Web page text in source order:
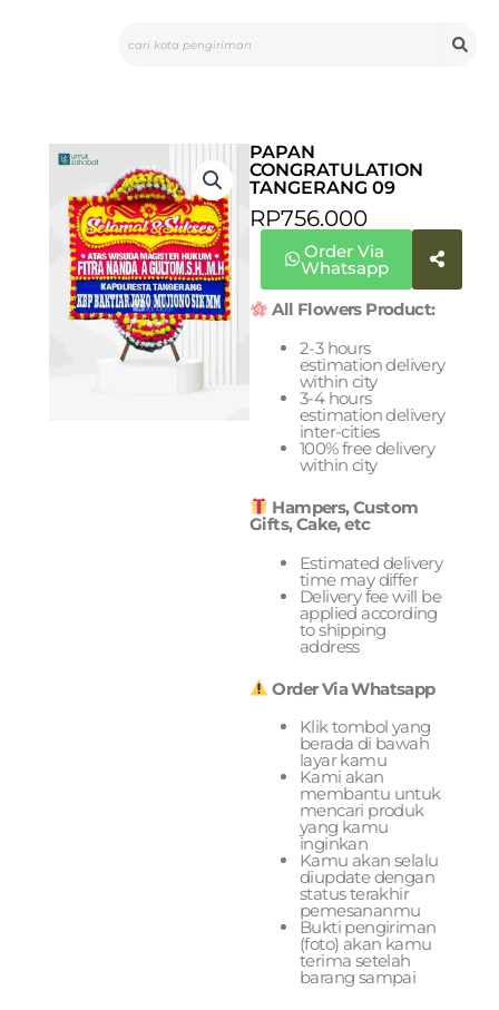
PAPAN
CONGRATULATION
TANGERANG 09
RP756.000
Order Via
Whatsapp
All Flowers Product:
2-3 hours
estimation delivery
within city
3-4 hours
estimation delivery
inter-cities
100% free delivery
within city
Hampers, Custom
Gifts, Cake, etc
Estimated delivery
time may differ
Delivery fee will be
applied according
to shipping
address
Order Via Whatsapp
Klik tombol yang
berada di bawah
layar kamu
Kami akan
membantu untuk
mencari produk
yang kamu
inginkan
Kamu akan selalu
diupdate dengan
status terakhir
pemesananmu
Bukti pengiriman
(foto) akan kamu
terima setelah
barang sampai